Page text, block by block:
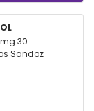
30
Sandoz